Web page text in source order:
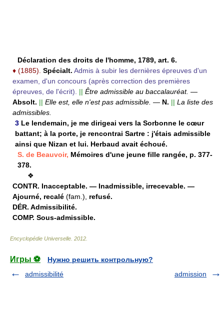
Déclaration des droits de l'homme, 1789, art. 6.
♦ (1885). Spécialt. Admis à subir les dernières épreuves d'un
examen, d'un concours (après correction des premières
épreuves, de l'écrit).
|| Être admissible au baccalauréat. —
Absolt. || Elle est, elle n'est pas admissible. — N. || La liste des
admissibles.
3 Le lendemain, je me dirigeai vers la Sorbonne le cœur
battant; à la porte, je rencontrai Sartre : j'étais admissible
ainsi que Nizan et lui. Herbaud avait échoué.
S. de Beauvoir, Mémoires d'une jeune fille rangée, p. 377-
378.
❖
CONTR. Inacceptable. — Inadmissible, irrecevable. —
Ajourné, recalé (fam.),
refusé.
DÉR. Admissibilité.
COMP. Sous-admissible.
Encyclopédie Universelle 2012
Игры ⚽
Нужно решить контрольную?
admissibilité
admission